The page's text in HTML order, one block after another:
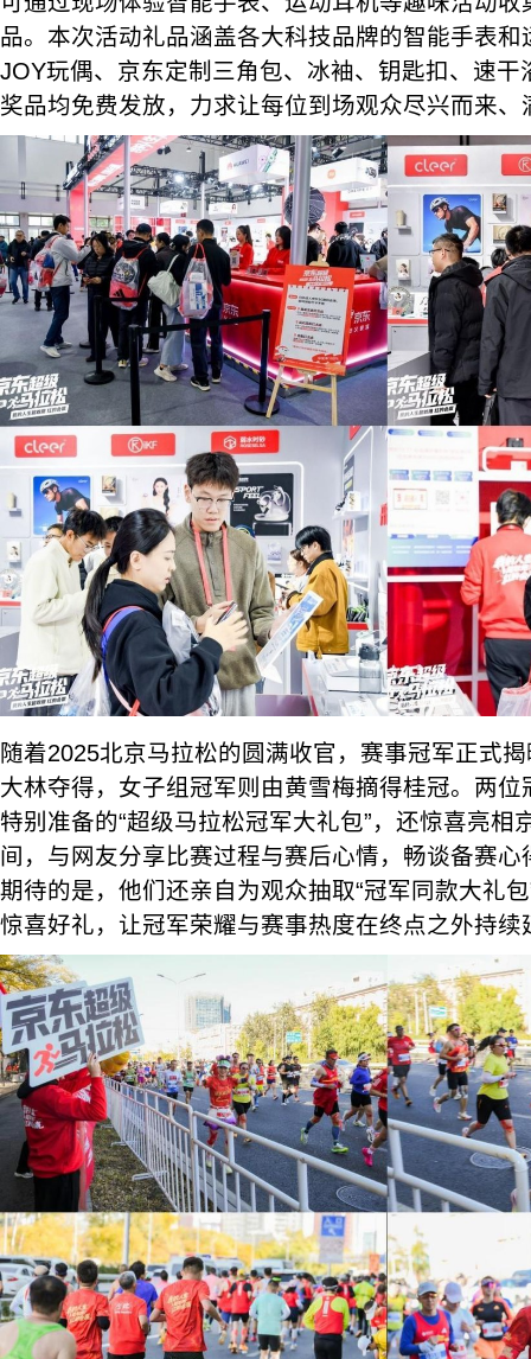
品。本次活动礼品涵盖各大科技品牌的智能手表
JOY玩偶、京东定制三角包、冰袖、钥匙扣、速干
奖品均免费发放，力求让每位到场观众尽兴而来、
随着2025北京马拉松的圆满收官，赛事冠军正式
大林夺得，女子组冠军则由黄雪梅摘得桂冠。两
特别准备的“超级马拉松冠军大礼包”，还惊喜亮相
间，与网友分享比赛过程与赛后心情，畅谈备赛
期待的是，他们还亲自为观众抽取“冠军同款大礼
惊喜好礼，让冠军荣耀与赛事热度在终点之外持续